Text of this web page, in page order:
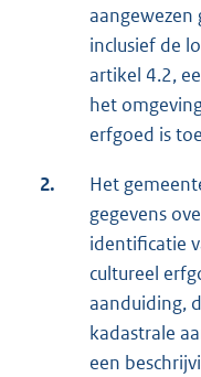
inclusief de
artikel 4.2,
het
erfgoed is
2.
Het
gegevens
identificatie
cultureel
aanduiding,
kadastrale
een